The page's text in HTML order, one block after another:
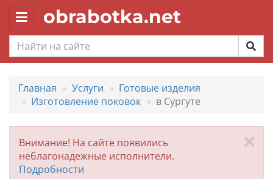
Toggle
navigation
obrabotka.net
Главная Услуги
Готовые изделия
Изготовление поковок
в Сургуте
Внимание! На сайте появились
неблагонадежные исполнители.
Подробности